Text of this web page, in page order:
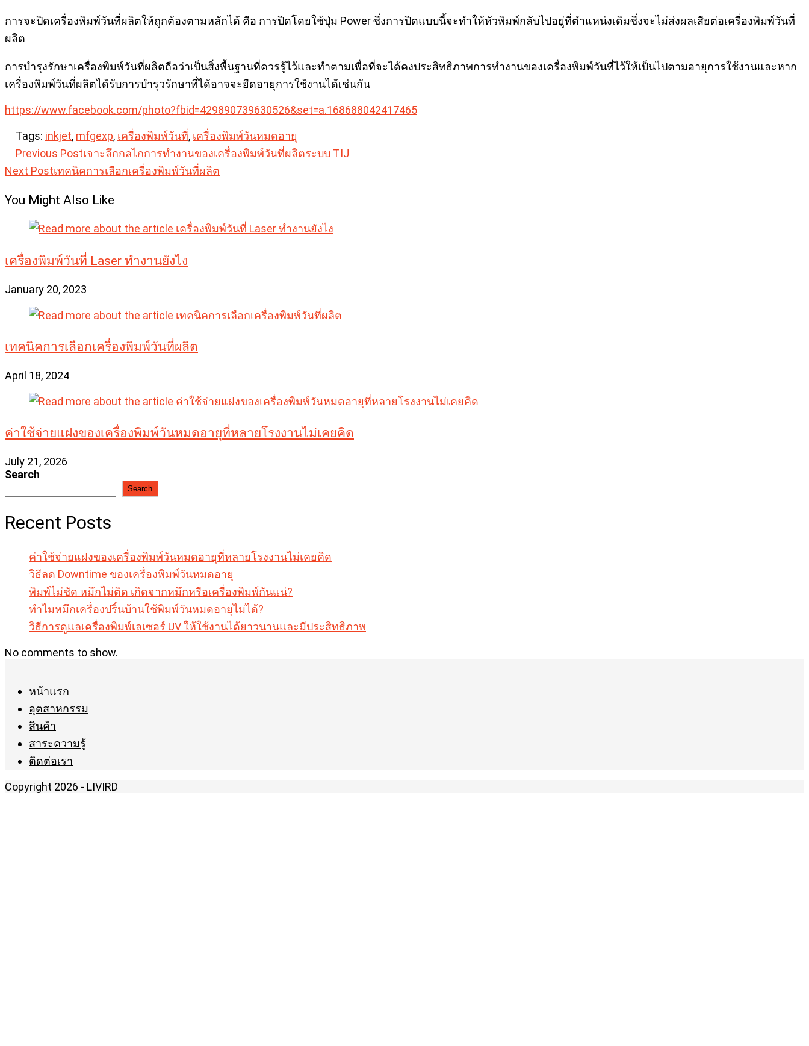
การจะปิดเครื่องพิมพ์วันที่ผลิตให้ถูกต้องตามหลักได้ คือ การปิดโดยใช้ปุ่ม Power ซึ่งการปิดแบบนี้จะทำให้หัวพิมพ์กลับไปอยู่ที่ตำแหน่งเดิมซึ่งจะไม่ส่งผลเสียต่อเครื่องพิมพ์วันที่
ผลิต
การบำรุงรักษาเครื่องพิมพ์วันที่ผลิตถือว่าเป็นสิ่งพื้นฐานที่ควรรู้ไว้และทำตามเพื่อที่จะได้คงประสิทธิภาพการทำงานของเครื่องพิมพ์วันที่ไว้ให้เป็นไปตามอายุการใช้งานและหาก
เครื่องพิมพ์วันที่ผลิตได้รับการบำรุวรักษาที่ได้อาจจะยืดอายุการใช้งานได้เช่นกัน
https://www.facebook.com/photo?fbid=429890739630526&set=a.168688042417465
Tags: inkjet, mfgexp, เครื่องพิมพ์วันที่, เครื่องพิมพ์วันหมดอายุ
Read
more
articles
Previous Postเจาะลึกกลไกการทำงานของเครื่องพิมพ์วันที่ผลิตระบบ TIJ
Next Postเทคนิคการเลือกเครื่องพิมพ์วันที่ผลิต
You Might Also Like
เครื่องพิมพ์วันที่ Laser ทำงานยังไง
January 20, 2023
เทคนิคการเลือกเครื่องพิมพ์วันที่ผลิต
April 18, 2024
ค่าใช้จ่ายแฝงของเครื่องพิมพ์วันหมดอายุที่หลายโรงงานไม่เคยคิด
July 21, 2026
Search
Search
Recent Posts
ค่าใช้จ่ายแฝงของเครื่องพิมพ์วันหมดอายุที่หลายโรงงานไม่เคยคิด
วิธีลด Downtime ของเครื่องพิมพ์วันหมดอายุ
พิมพ์ไม่ชัด หมึกไม่ติด เกิดจากหมึกหรือเครื่องพิมพ์กันแน่?
ทำไมหมึกเครื่องปริ้นบ้านใช้พิมพ์วันหมดอายุไม่ได้?
วิธีการดูแลเครื่องพิมพ์เลเซอร์ UV ให้ใช้งานได้ยาวนานและมีประสิทธิภาพ
No comments to show.
หน้าแรก
อุตสาหกรรม
สินค้า
สาระความรู้
ติดต่อเรา
Copyright 2026 - LIVIRD